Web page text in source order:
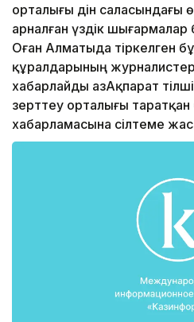
орталығы дін саласындағы
арналған үздік
Оған Алматыда тіркелген
құралдарының
хабарлайды ҚазАқпарат
зерттеу орталығы таратқан
хабарламасына сілтеме